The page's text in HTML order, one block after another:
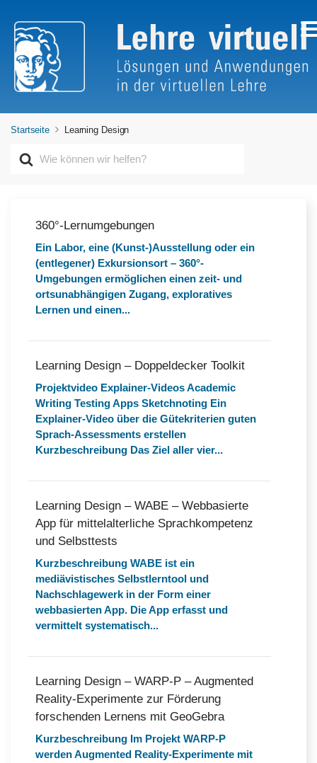
Startseite Learning Design
360°-Lernumgebungen
Ein Labor, eine (Kunst-)Ausstellung oder ein
(entlegener) Exkursionsort – 360°-
Umgebungen ermöglichen einen zeit- und
ortsunabhängigen Zugang, exploratives
Lernen und einen...
Learning Design – Doppeldecker Toolkit
Projektvideo Explainer-Videos Academic
Writing Testing Apps Sketchnoting Ein
Explainer-Video über die Gütekriterien guten
Sprach-Assessments erstellen
Kurzbeschreibung Das Ziel aller vier...
Learning Design – WABE – Webbasierte
App für mittelalterliche Sprachkompetenz
und Selbsttests
Kurzbeschreibung WABE ist ein
mediävistisches Selbstlerntool und
Nachschlagewerk in der Form einer
webbasierten App. Die App erfasst und
vermittelt systematisch...
Learning Design – WARP-P – Augmented
Reality-Experimente zur Förderung
forschenden Lernens mit GeoGebra
Kurzbeschreibung Im Projekt WARP-P
werden Augmented Reality-Experimente mit